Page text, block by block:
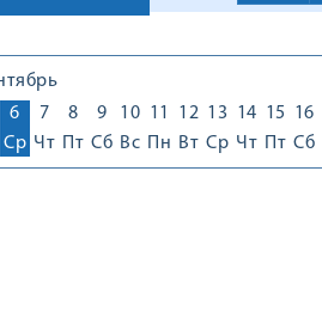
6
Ср
7
Чт
8
Пт
9
Сб
10
Вс
11
Пн
12
Вт
13
Ср
14
Чт
15
Пт
16
Сб